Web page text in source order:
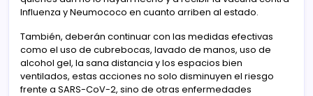
Influenza y Neumococo en cuanto arriben al estado.
También, deberán continuar con las medidas efectivas
como el uso de cubrebocas, lavado de manos, uso de
alcohol gel, la sana distancia y los espacios bien
ventilados, estas acciones no solo disminuyen el riesgo
frente a SARS-CoV-2, sino de otras enfermedades